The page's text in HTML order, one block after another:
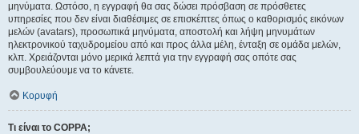
μηνύματα. Ωστόσο, η εγγραφή θα σας δώσει πρόσβαση σε πρόσθετες
υπηρεσίες που δεν είναι διαθέσιμες σε επισκέπτες όπως ο καθορισμός εικόνων
μελών (avatars), προσωπικά μηνύματα, αποστολή και λήψη μηνυμάτων
ηλεκτρονικού ταχυδρομείου από και προς άλλα μέλη, ένταξη σε ομάδα μελών,
κλπ. Χρειάζονται μόνο μερικά λεπτά για την εγγραφή σας οπότε σας
συμβουλεύουμε να το κάνετε.
Κορυφή
Τι είναι το COPPA;